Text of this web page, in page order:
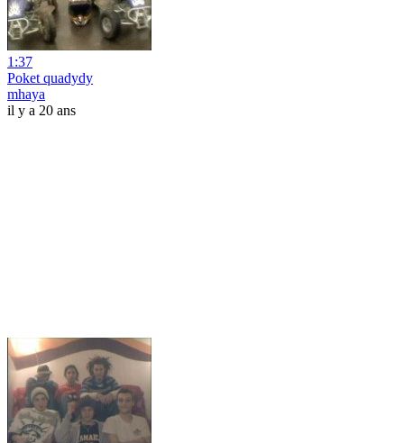
1:37
Poket quadydy
mhaya
il y a 20 ans